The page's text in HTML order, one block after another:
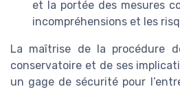
et la portée des mesures
incompréhensions et les
La maîtrise de la procédure
conservatoire et de ses
un gage de sécurité pour